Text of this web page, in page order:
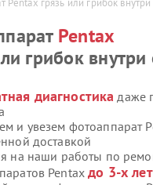
Pentax
грибок
диагностика даже
и увезем фотоаппарат
доставкой
на наши работы по
Pentaxдо 3-х лет